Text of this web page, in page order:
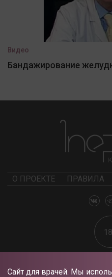
Сайт для врачей. Мы
Видео
Бандажирование
О ПРОЕКТЕ ПРАВИЛА